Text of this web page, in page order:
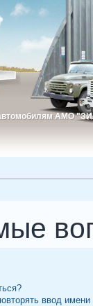
АМО
АМО
ввод имени